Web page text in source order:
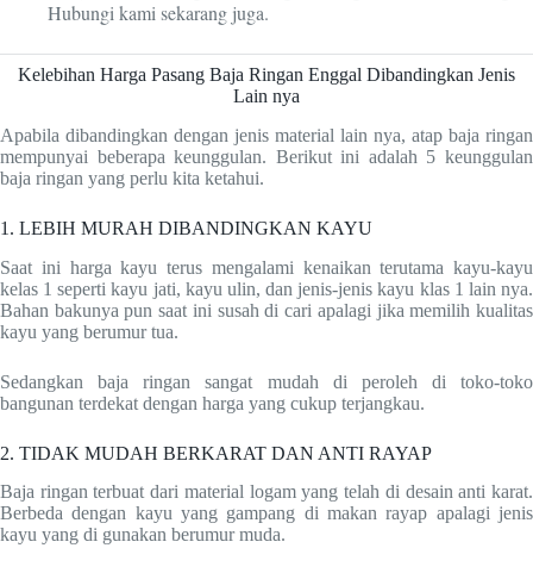
Hubungi kami sekarang juga.
Kelebihan Harga Pasang Baja Ringan Enggal Dibandingkan Jenis
Lain nya
Apabila dibandingkan dengan jenis material lain nya, atap baja ringan
mempunyai beberapa keunggulan. Berikut ini adalah 5 keunggulan
baja ringan yang perlu kita ketahui.
1. LEBIH MURAH DIBANDINGKAN KAYU
Saat ini harga kayu terus mengalami kenaikan terutama kayu-kayu
kelas 1 seperti kayu jati, kayu ulin, dan jenis-jenis kayu klas 1 lain nya.
Bahan bakunya pun saat ini susah di cari apalagi jika memilih kualitas
kayu yang berumur tua.
Sedangkan baja ringan sangat mudah di peroleh di toko-toko
bangunan terdekat dengan harga yang cukup terjangkau.
2. TIDAK MUDAH BERKARAT DAN ANTI RAYAP
Baja ringan terbuat dari material logam yang telah di desain anti karat.
Berbeda dengan kayu yang gampang di makan rayap apalagi jenis
kayu yang di gunakan berumur muda.